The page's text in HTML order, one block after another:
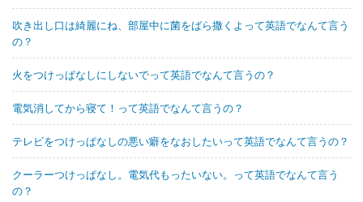
吹き出し口は綺麗にね、部屋中に菌をばら撒くよって英語でなんて言う
の？
火をつけっぱなしにしないでって英語でなんて言うの？
電気消してから寝て！って英語でなんて言うの？
テレビをつけっぱなしの悪い癖をなおしたいって英語でなんて言うの？
クーラーつけっぱなし。電気代もったいない。って英語でなんて言う
の？